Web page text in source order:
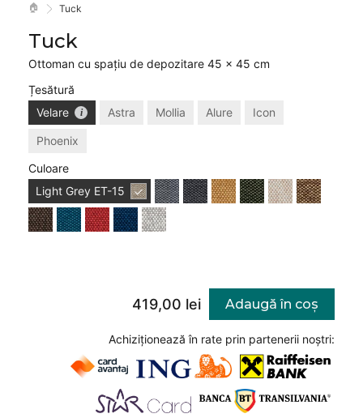
🏠 Tuck
Tuck
Ottoman cu spațiu de depozitare 45 × 45 cm
Țesătură
Velare
Astra Mollia Alure Icon
Phoenix
Culoare
Light Grey ET-15
419,00 lei Adaugă în coș
Achiziționează în rate prin partenerii noștri: